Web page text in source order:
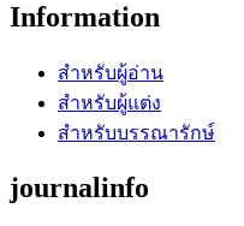
Information
สำหรับผู้อ่าน
สำหรับผู้แต่ง
สำหรับบรรณารักษ์
journalinfo